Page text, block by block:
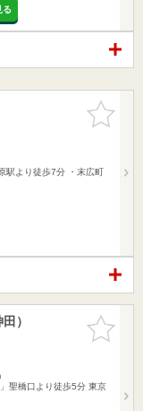
る
お気に入
りに追加
駅より徒歩7分 ・末広町
お気に入
りに追加
）
聖橋口より徒歩5分 東京